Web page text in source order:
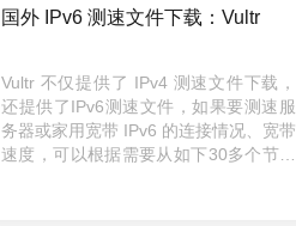
国外 IPv6 测速文件下载：Vultr
Vultr 不仅提供了 IPv4 测速文件下载，
还提供了IPv6测速文件，如果要测速服
务器或家用宽带 IPv6 的连接情况、宽带
速度，可以根据需要从如下30多个节点